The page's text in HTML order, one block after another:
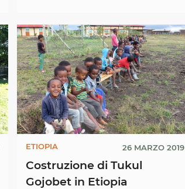
ETIOPIA 26 MARZO 2019
Costruzione di Tukul
Gojobet in Etiopia